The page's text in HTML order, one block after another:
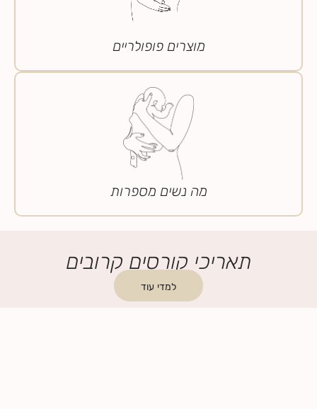
מוצרים פופולריים
מה נשים מספרות
תאריכי קורסים קרובים
למדי עוד